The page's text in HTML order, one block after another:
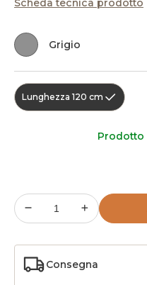
Scheda tecnica prodotto
Grigio
Lunghezza 120 cm
Consegna